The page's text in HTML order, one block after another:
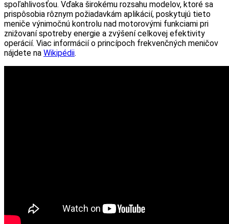
spoľahlivosťou. Vďaka širokému rozsahu modelov, ktoré sa
prispôsobia rôznym požiadavkám aplikácií, poskytujú tieto
meniče výnimočnú kontrolu nad motorovými funkciami pri
znižovaní spotreby energie a zvýšení celkovej efektivity
operácií. Viac informácií o princípoch frekvenčných meničov
nájdete na Wikipédii.